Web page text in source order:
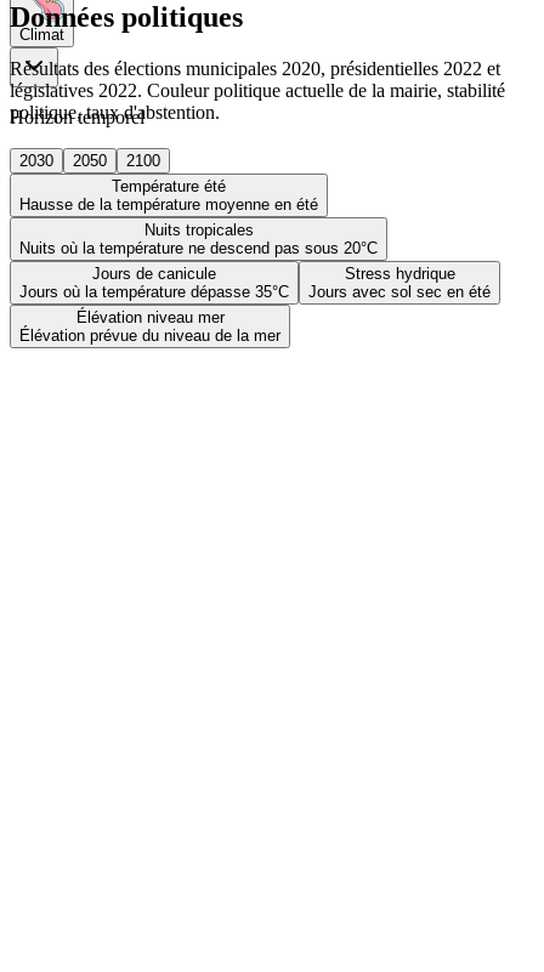
Climat
Horizon temporel
2030 2050
2100
Température été
Hausse de la température moyenne en été
Nuits tropicales
Nuits où la température ne descend pas sous 20°C
Jours de canicule
Jours où la température dépasse 35°C
Stress hydrique
Jours avec sol sec en été
Élévation niveau mer
Élévation prévue du niveau de la mer
Données politiques
Résultats des élections municipales 2020, présidentielles 2022 et
législatives 2022. Couleur politique actuelle de la mairie, stabilité
politique, taux d'abstention.